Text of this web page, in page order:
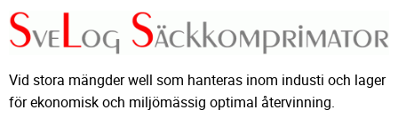
Vid stora mängder well som hanteras inom industi och lager
för ekonomisk och miljömässig optimal återvinning.